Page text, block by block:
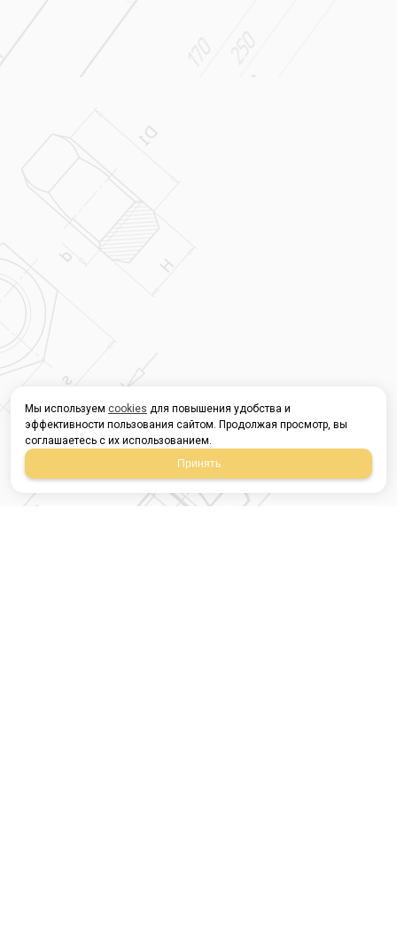
Мы используем cookies для повышения удобства и
эффективности пользования сайтом. Продолжая просмотр, вы
соглашаетесь с их использованием.
Принять